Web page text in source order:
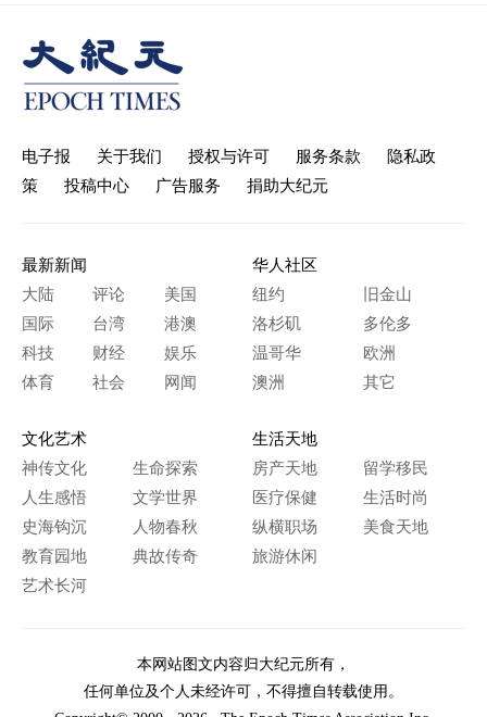
电子报 关于我们 授权与许可 服务条款
隐私政
策
投稿中心 广告服务 捐助大纪元
最新新闻
大陆
评论
美国
国际
台湾
港澳
科技
财经
娱乐
体育
社会 网闻
华人社区
纽约
旧金山
洛杉矶
多伦多
温哥华
欧洲
澳洲
其它
文化艺术
神传文化
生命探索
人生感悟
文学世界
史海钩沉
人物春秋
教育园地
典故传奇
艺术长河
生活天地
房产天地
留学移民
医疗保健
生活时尚
纵横职场
美食天地
旅游休闲
本网站图文内容归大纪元所有，
任何单位及个人未经许可，不得擅自转载使用。